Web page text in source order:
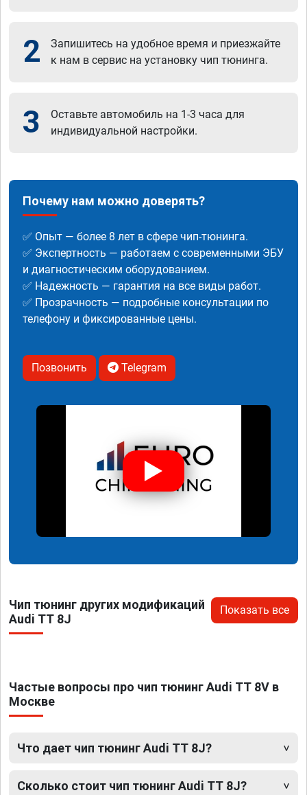
2
Запишитесь на удобное время и приезжайте
к нам в сервис на установку чип тюнинга.
3
Оставьте автомобиль на 1-3 часа для
индивидуальной настройки.
Почему нам можно доверять?
✅ Опыт — более 8 лет в сфере чип-тюнинга.
✅ Экспертность — работаем с современными ЭБУ
и диагностическим оборудованием.
✅ Надежность — гарантия на все виды работ.
✅ Прозрачность — подробные консультации по
телефону и фиксированные цены.
Позвонить Telegram
Чип тюнинг других модификаций
Audi TT 8J
Показать все
Частые вопросы про чип тюнинг Audi TT 8V в
Москве
Что дает чип тюнинг Audi TT 8J?
Сколько стоит чип тюнинг Audi TT 8J?